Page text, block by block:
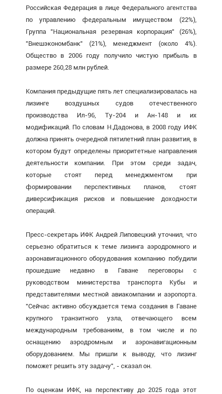
Российская Федерация в лице Федерального агентства
по управлению федеральным имуществом (22%),
Группа "Национальная резервная корпорация" (26%),
"Внешэкономбанк" (21%), менеджмент (около 4%).
Общество в 2006 году получило чистую прибыль в
размере 260,28 млн рублей.
Компания предыдущие пять лет специализировалась на
лизинге воздушных судов отечественного
производства Ил-96, Ту-204 и Ан-148 и их
модификаций. По словам Н.Дадонова, в 2008 году ИФК
должна принять очередной пятилетний план развития, в
котором будут определены приоритетные направления
деятельности компании. При этом среди задач,
которые стоят перед менеджментом при
формировании перспективных планов, стоят
диверсификация рисков и повышение доходности
операций.
Пресс-секретарь ИФК Андрей Липовецкий уточнил, что
серьезно обратиться к теме лизинга аэродромного и
аэронавигационного оборудования компанию побудили
прошедшие недавно в Гаване переговоры с
руководством министерства транспорта Кубы и
представителями местной авиакомпании и аэропорта.
"Сейчас активно обсуждается тема создания в Гаване
крупного транзитного узла, отвечающего всем
международным требованиям, в том числе и по
оснащению аэродромным и аэронавигационным
оборудованием. Мы пришли к выводу, что лизинг
поможет решить эту задачу", - сказал он.
По оценкам ИФК, на перспективу до 2025 года этот